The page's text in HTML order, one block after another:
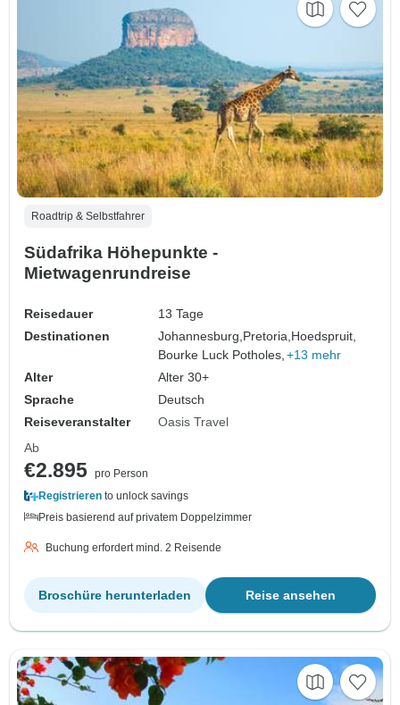
Roadtrip & Selbstfahrer
Südafrika Höhepunkte -
Mietwagenrundreise
Reisedauer
13 Tage
Destinationen
Johannesburg,Pretoria,Hoedspruit,
Bourke Luck Potholes, +13 mehr
Alter
Alter 30+
Sprache
Deutsch
Reiseveranstalter
Oasis Travel
Ab
€2.895 pro Person
Registrieren to unlock savings
Preis basierend auf privatem Doppelzimmer
Buchung erfordert mind. 2 Reisende
Reise ansehen
Broschüre herunterladen